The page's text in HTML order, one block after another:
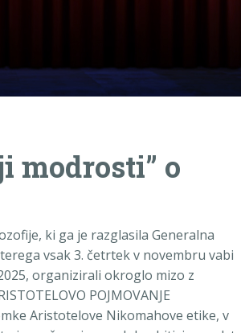
modrosti” o
ki ga je razglasila Generalna
vsak 3. četrtek v novembru vabi
organizirali okroglo mizo z
POJMOVANJE
Aristotelove Nikomahove etike, v